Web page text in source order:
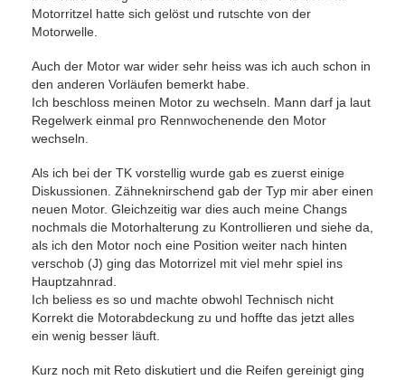
Motorritzel hatte sich gelöst und rutschte von der
Motorwelle.
Auch der Motor war wider sehr heiss was ich auch schon in
den anderen Vorläufen bemerkt habe.
Ich beschloss meinen Motor zu wechseln. Mann darf ja laut
Regelwerk einmal pro Rennwochenende den Motor
wechseln.
Als ich bei der TK vorstellig wurde gab es zuerst einige
Diskussionen. Zähneknirschend gab der Typ mir aber einen
neuen Motor. Gleichzeitig war dies auch meine Changs
nochmals die Motorhalterung zu Kontrollieren und siehe da,
als ich den Motor noch eine Position weiter nach hinten
verschob (J) ging das Motorrizel mit viel mehr spiel ins
Hauptzahnrad.
Ich beliess es so und machte obwohl Technisch nicht
Korrekt die Motorabdeckung zu und hoffte das jetzt alles
ein wenig besser läuft.
Kurz noch mit Reto diskutiert und die Reifen gereinigt ging